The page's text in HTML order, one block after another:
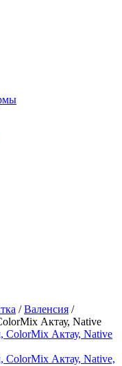
/Валенсия /
Актау, Native